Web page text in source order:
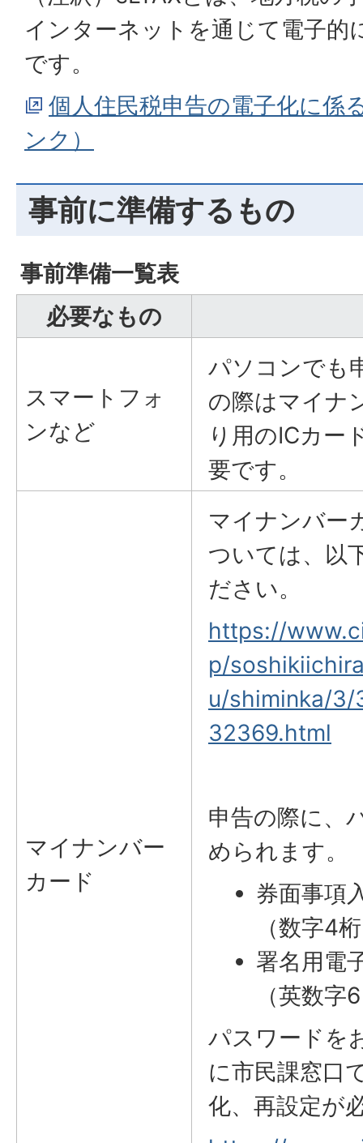
インターネットを通じて電子的
です。
個人住民税申告の電子化に係
ンク）
事前に準備するもの
事前準備一覧表
必要なもの
スマートフォ
ンなど
パソコンでも
の際はマイナ
り用のICカー
要です。
マイナンバー
カード
マイナンバー
ついては、以
ださい。
https://
p/
u/shiminka/3/
32369.html
申告の際に、
められます。
券面事項
（数字4
署名用電
（英数字
パスワードを
に市民課窓口
化、再設定が